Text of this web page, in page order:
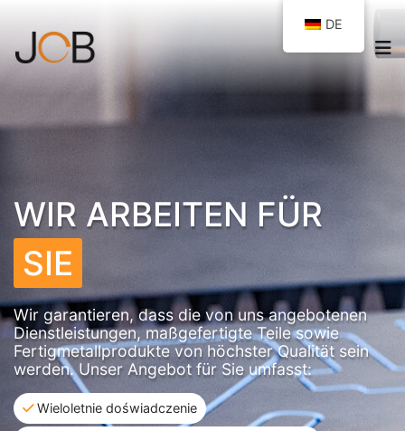
WIR ARBEITEN FÜR
SIE
Wir garantieren, dass die von uns angebotenen
Dienstleistungen, maßgefertigte Teile sowie
Fertigmetallprodukte von höchster Qualität sein
werden. Unser Angebot für Sie umfasst:
Wieloletnie doświadczenie
DE